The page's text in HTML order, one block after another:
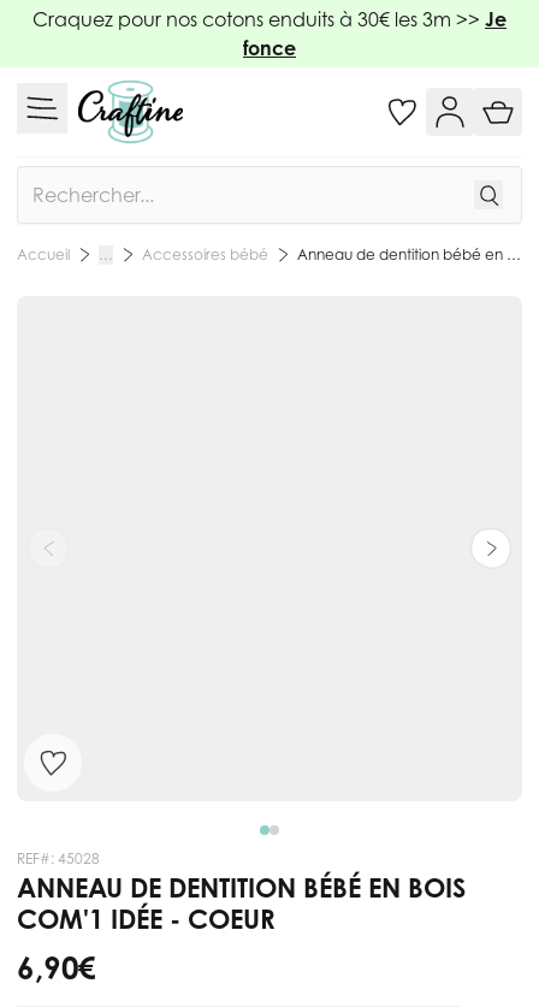
Allez au contenu
Craquez pour nos cotons enduits à 30€ les 3m >> Je
fonce
Accueil … Accessoires bébé Anneau de dentition bébé en bois Com'1 idée - Coeur
REF#: 45028
ANNEAU DE DENTITION BÉBÉ EN BOIS
COM'1 IDÉE - COEUR
6,90 €